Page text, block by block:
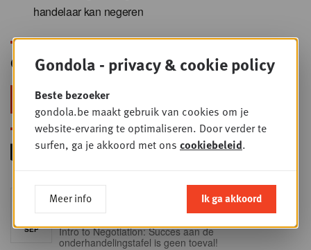
handelaar kan negeren
Gondola Newsletter
Blijf voorop in retail & foodservice!
9
SEP
Foodservice - Joint
business planning
Intro to Negotiation: Succes aan de
onderhandelingstafel is geen toeval!
Gondola - privacy & cookie policy
Beste bezoeker
gondola.be maakt gebruik van cookies om je
website-ervaring te optimaliseren. Door verder te
surfen, ga je akkoord met ons cookiebeleid.
Meer info Ik ga akkoord